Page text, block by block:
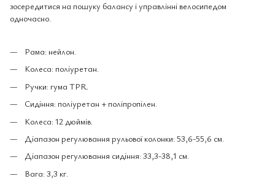
зосередитися на пошуку балансу і управлінні велосипедом
одночасно.
Рама: нейлон.
Колеса: поліуретан.
Ручки: гума TPR.
Сидіння: поліуретан + поліпропілен.
Колеса: 12 дюймів.
Діапазон регулювання рульової колонки: 53,6-55,6 см.
Діапазон регулювання сидіння: 33,3-38,1 см.
Вага: 3,3 кг.